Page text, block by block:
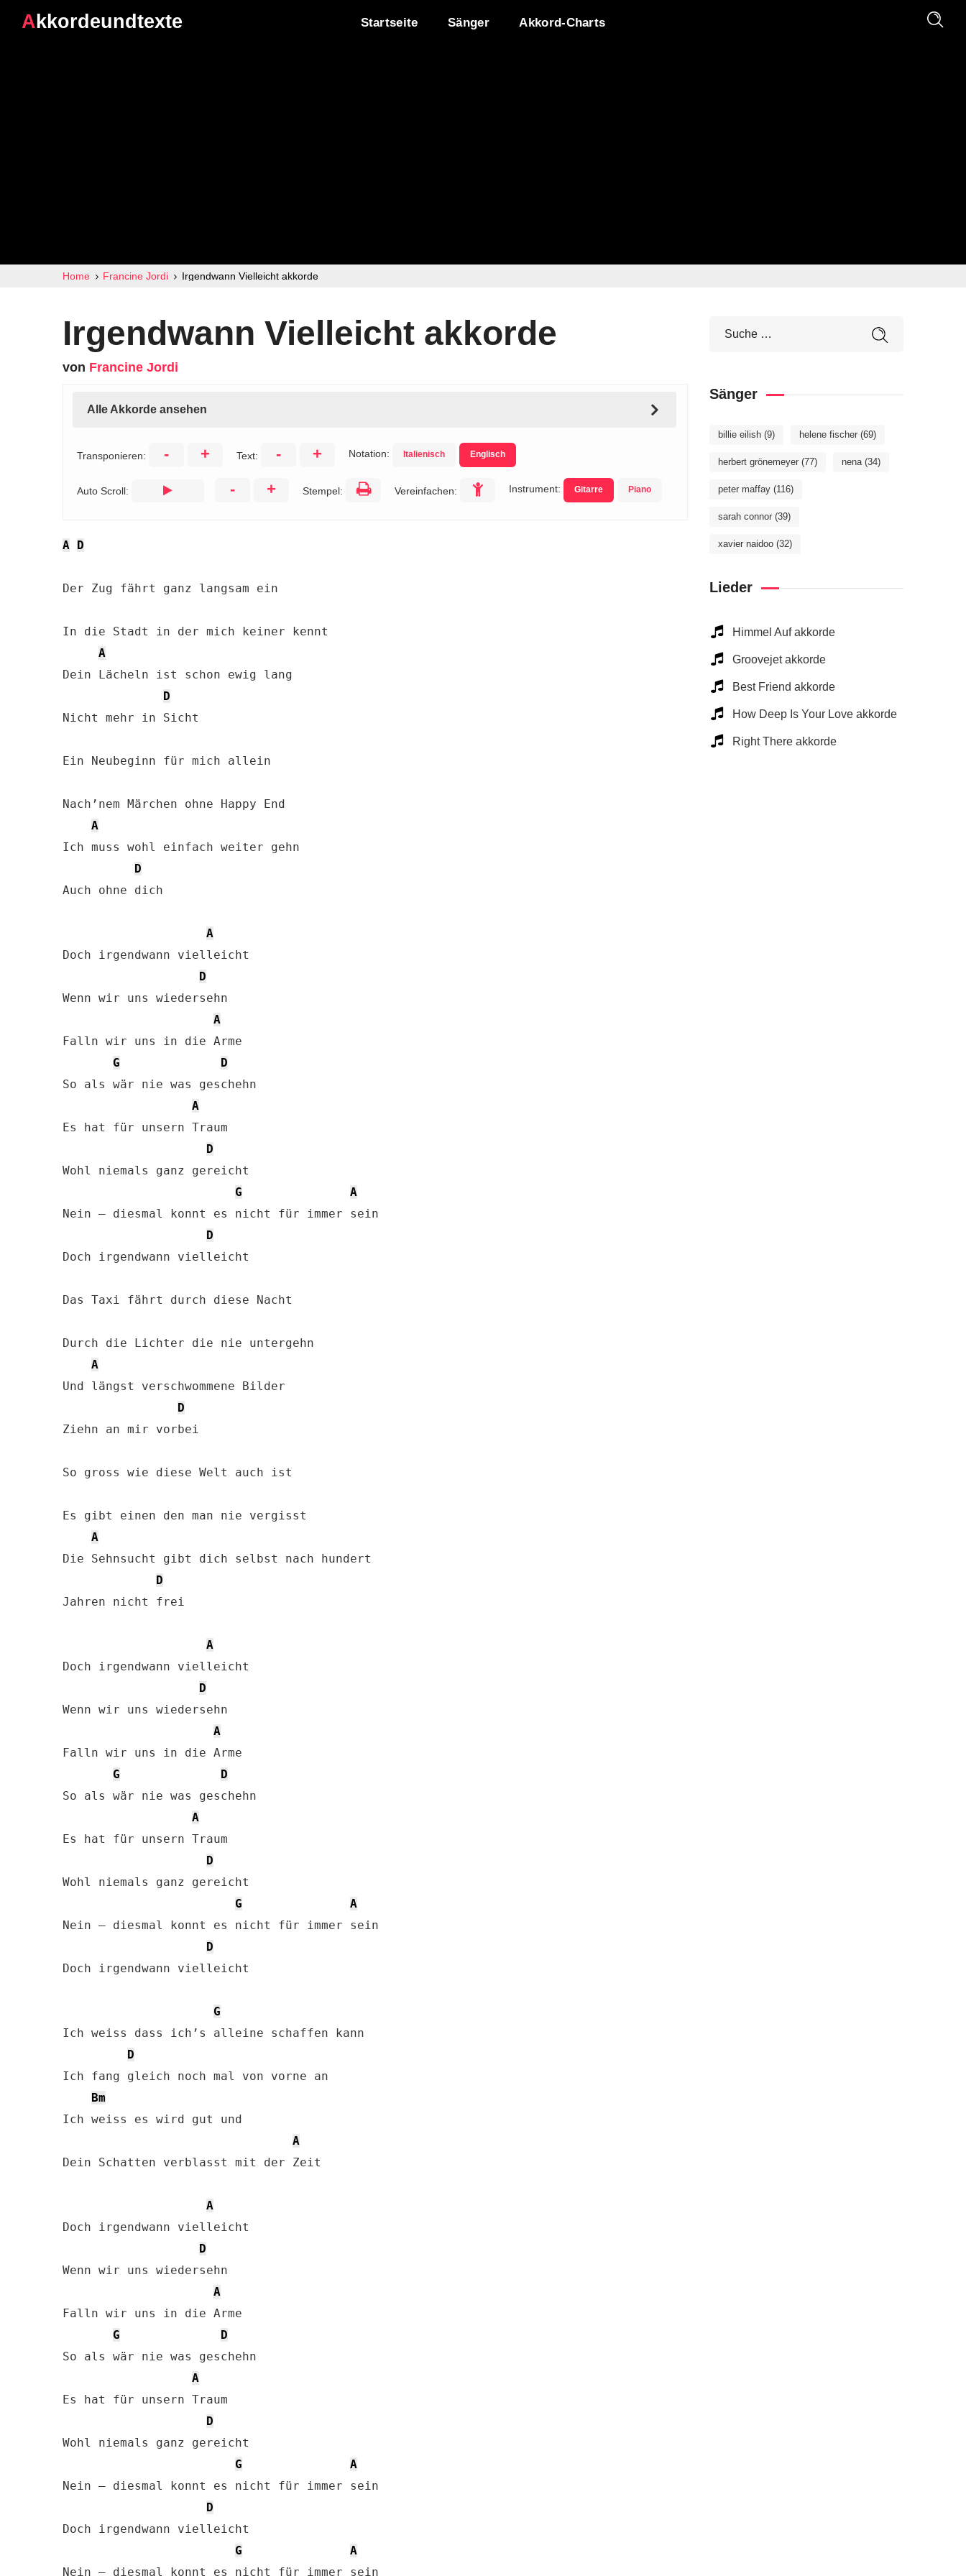
Akkordeundtexte Startseite Sänger Akkord-Charts
Home Francine Jordi Irgendwann Vielleicht akkorde
Irgendwann Vielleicht akkorde
von Francine Jordi
Alle Akkorde ansehen
Transponieren: - + Text: - + Notation: Italienisch Englisch
Auto Scroll: - + Stempel: Vereinfachen: Instrument: Gitarre Piano
A D
Der Zug fährt ganz langsam ein
In die Stadt in der mich keiner kennt
A
Dein Lächeln ist schon ewig lang
D
Nicht mehr in Sicht
Ein Neubeginn für mich allein
Nach’nem Märchen ohne Happy End
A
Ich muss wohl einfach weiter gehn
D
Auch ohne dich
A
Doch irgendwann vielleicht
D
Wenn wir uns wiedersehn
A
Falln wir uns in die Arme
G
D
So als wär nie was geschehn
A
Es hat für unsern Traum
D
Wohl niemals ganz gereicht
G
A
Nein – diesmal konnt es nicht für immer sein
D
Doch irgendwann vielleicht
Das Taxi fährt durch diese Nacht
Durch die Lichter die nie untergehn
A
Und längst verschwommene Bilder
D
Ziehn an mir vorbei
So gross wie diese Welt auch ist
Es gibt einen den man nie vergisst
A
Die Sehnsucht gibt dich selbst nach hundert
D
Jahren nicht frei
A
Doch irgendwann vielleicht
D
Wenn wir uns wiedersehn
A
Falln wir uns in die Arme
G
D
So als wär nie was geschehn
A
Es hat für unsern Traum
D
Wohl niemals ganz gereicht
G
A
Nein – diesmal konnt es nicht für immer sein
D
Doch irgendwann vielleicht
G
Ich weiss dass ich’s alleine schaffen kann
D
Ich fang gleich noch mal von vorne an
Bm
Ich weiss es wird gut und
A
Dein Schatten verblasst mit der Zeit
A
Doch irgendwann vielleicht
D
Wenn wir uns wiedersehn
A
Falln wir uns in die Arme
G
D
So als wär nie was geschehn
A
Es hat für unsern Traum
D
Wohl niemals ganz gereicht
G
A
Nein – diesmal konnt es nicht für immer sein
D
Doch irgendwann vielleicht
G
A
Nein – diesmal konnt es nicht für immer sein
Sänger
billie eilish (9) helene fischer (69)
herbert grönemeyer (77) nena(34)
peter maffay (116)
sarah connor (39)
xavier naidoo (32)
Lieder
Himmel Auf akkorde
Groovejet akkorde
Best Friend akkorde
How Deep Is Your Love akkorde
Right There akkorde